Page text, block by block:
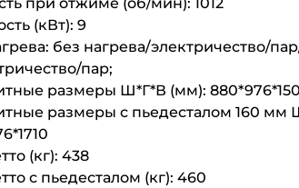
(кВт): 9
без нагрева/электричество/
пар;
размеры Ш*Г*В (мм):
размеры с пьедесталом 160 мм
(кг): 438
с пьедесталом (кг): 460